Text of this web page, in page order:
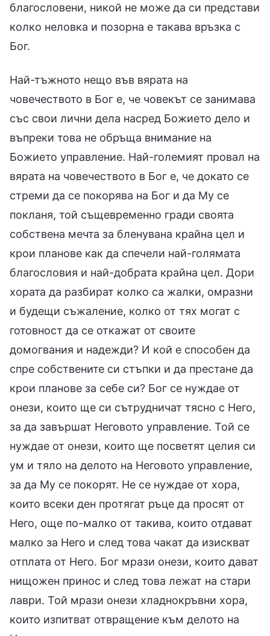
благословени, никой не може да си представи
колко неловка и позорна е такава връзка с
Бог.
Най-тъжното нещо във вярата на
човечеството в Бог е, че човекът се занимава
със свои лични дела насред Божието дело и
въпреки това не обръща внимание на
Божието управление. Най-големият провал на
вярата на човечеството в Бог е, че докато се
стреми да се покорява на Бог и да Му се
покланя, той същевременно гради своята
собствена мечта за бленувана крайна цел и
крои планове как да спечели най-голямата
благословия и най-добрата крайна цел. Дори
хората да разбират колко са жалки, омразни
и будещи съжаление, колко от тях могат с
готовност да се откажат от своите
домогвания и надежди? И кой е способен да
спре собствените си стъпки и да престане да
крои планове за себе си? Бог се нуждае от
онези, които ще си сътрудничат тясно с Него,
за да завършат Неговото управление. Той се
нуждае от онези, които ще посветят целия си
ум и тяло на делото на Неговото управление,
за да Му се покорят. Не се нуждае от хора,
които всеки ден протягат ръце да просят от
Него, още по-малко от такива, които отдават
малко за Него и след това чакат да изискват
отплата от Него. Бог мрази онези, които дават
нищожен принос и след това лежат на стари
лаври. Той мрази онези хладнокръвни хора,
които изпитват отвращение към делото на